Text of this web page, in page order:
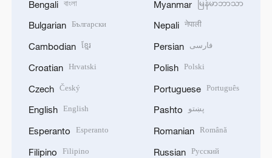
Bengali বাংলা
Bulgarian Български
Cambodian ខ្មែរ
Croatian Hrvatski
Czech Český
English English
Esperanto Esperanto
Filipino Filipino
Myanmar မြန်မာဘာသာ
Nepali नेपाली
Persian فارسی
Polish Polski
Portuguese Português
Pashto پښتو
Romanian Română
Russian Русский